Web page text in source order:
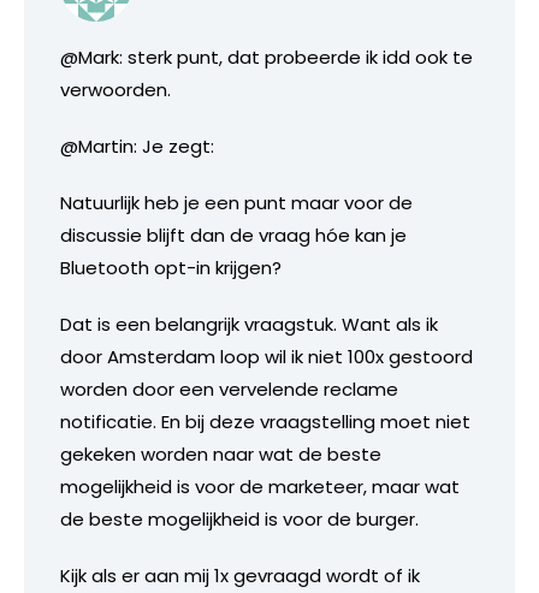
@Mark: sterk punt, dat probeerde ik idd ook te
verwoorden.
@Martin: Je zegt:
Natuurlijk heb je een punt maar voor de
discussie blijft dan de vraag hóe kan je
Bluetooth opt-in krijgen?
Dat is een belangrijk vraagstuk. Want als ik
door Amsterdam loop wil ik niet 100x gestoord
worden door een vervelende reclame
notificatie. En bij deze vraagstelling moet niet
gekeken worden naar wat de beste
mogelijkheid is voor de marketeer, maar wat
de beste mogelijkheid is voor de burger.
Kijk als er aan mij 1x gevraagd wordt of ik